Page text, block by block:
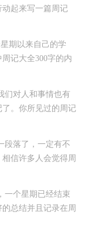
起来写一篇周记
家整理...
期以来自己的学
记大全300字的内
，我、...
们对人和事情也有
。你所见过的周记
周...
段落了，一定有不
信许多人会觉得周
记3篇，仅...
一个星期已经结束
总结并且记录在周
帮大...